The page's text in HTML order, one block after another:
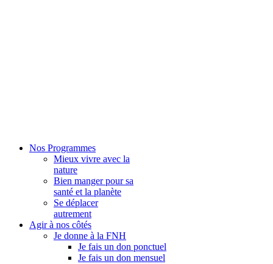
Nos Programmes
Mieux vivre avec la
nature
Bien manger pour sa
santé et la planète
Se déplacer
autrement
Agir à nos côtés
Je donne à la FNH
Je fais un don ponctuel
Je fais un don mensuel